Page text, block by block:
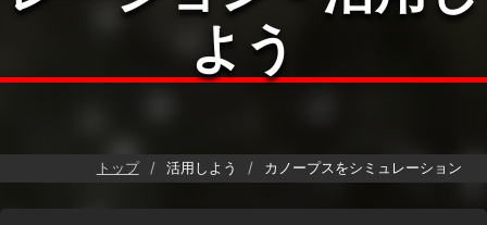
よう
トップ 活用しよう カノープスをシミュレーション